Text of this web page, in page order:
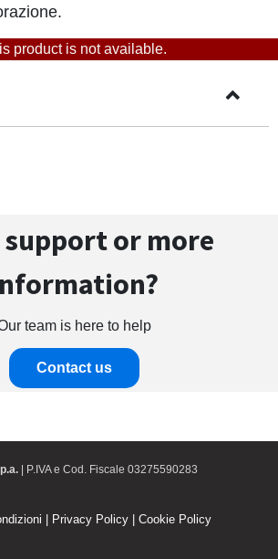
product is not available.
support or more
team is here to help
Contact us
| P.IVA e Cod. Fiscale 03275590283
Privacy Policy| Cookie Policy